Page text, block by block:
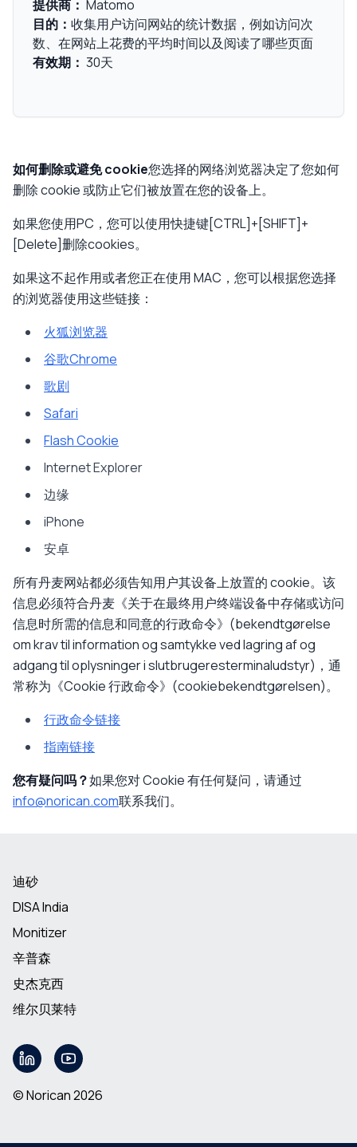
提供商： Matomo
目的： 收集用户访问网站的统计数据，例如访问次
数、在网站上花费的平均时间以及阅读了哪些页面
有效期： 30天
如何删除或避免 cookie您选择的网络浏览器决定了您如何
删除 cookie 或防止它们被放置在您的设备上。
如果您使用PC，您可以使用快捷键[CTRL]+[SHIFT]+
[Delete]删除cookies。
如果这不起作用或者您正在使用 MAC，您可以根据您选择
的浏览器使用这些链接：
火狐浏览器
谷歌Chrome
歌剧
Safari
Flash Cookie
Internet Explorer
边缘
iPhone
安卓
所有丹麦网站都必须告知用户其设备上放置的 cookie。该
信息必须符合丹麦《关于在最终用户终端设备中存储或访问
信息时所需的信息和同意的行政命令》(bekendtgørelse
om krav til information og samtykke ved lagring af og
adgang til oplysninger i slutbrugeresterminaludstyr)，通
常称为《Cookie 行政命令》(cookiebekendtgørelsen)。
行政命令链接
指南链接
您有疑问吗？如果您对 Cookie 有任何疑问，请通过
info@norican.com联系我们。
迪砂
DISA India
Monitizer
辛普森
史杰克西
维尔贝莱特
© Norican 2026